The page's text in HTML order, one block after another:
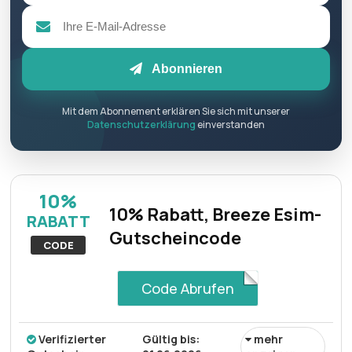
Abonnieren
Mit dem Abonnement erklären Sie sich mit unserer
Datenschutzerklärung einverstanden
10%
RABATT
CODE
10% Rabatt, Breeze Esim-
Gutscheincode
Code Abrufen
Verifizierter
Gültig bis:
mehr